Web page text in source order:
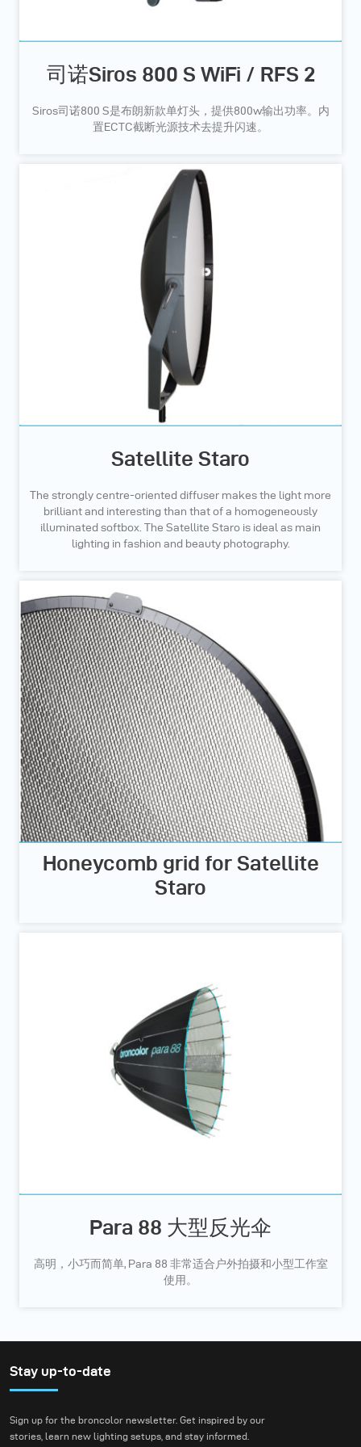
司诺Siros 800 S WiFi / RFS 2
Siros司诺800 S是布朗新款单灯头，提供800w输出功率。内
置ECTC截断光源技术去提升闪速。
Satellite Staro
The strongly centre-oriented diffuser makes the light more
brilliant and interesting than that of a homogeneously
illuminated softbox. The Satellite Staro is ideal as main
lighting in fashion and beauty photography.
Honeycomb grid for Satellite
Staro
Para 88 大型反光伞
高明，小巧而简单, Para 88 非常适合户外拍摄和小型工作室
使用。
Stay up-to-date
Sign up for the broncolor newsletter. Get inspired by our
stories, learn new lighting setups, and stay informed.